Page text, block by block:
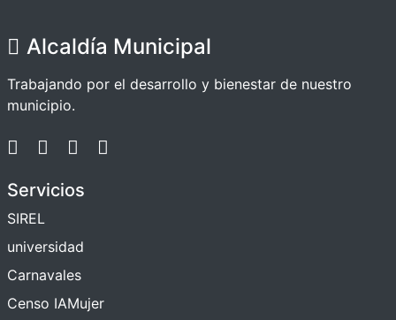
Alcaldía Municipal
Trabajando por el desarrollo y bienestar de nuestro
municipio.
Servicios
SIREL
universidad
Carnavales
Censo IAMujer